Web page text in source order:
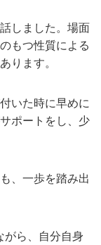
しました。場面
もつ性質による
ります。
いた時に早めに
ポートをし、少
、一歩を踏み出
がら、自分自身